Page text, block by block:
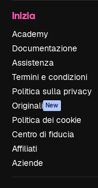
Inizia
Academy
Documentazione
Assistenza
Termini e condizioni
Politica sulla privacy
Originali New
Politica dei cookie
Centro di fiducia
Affiliati
Aziende